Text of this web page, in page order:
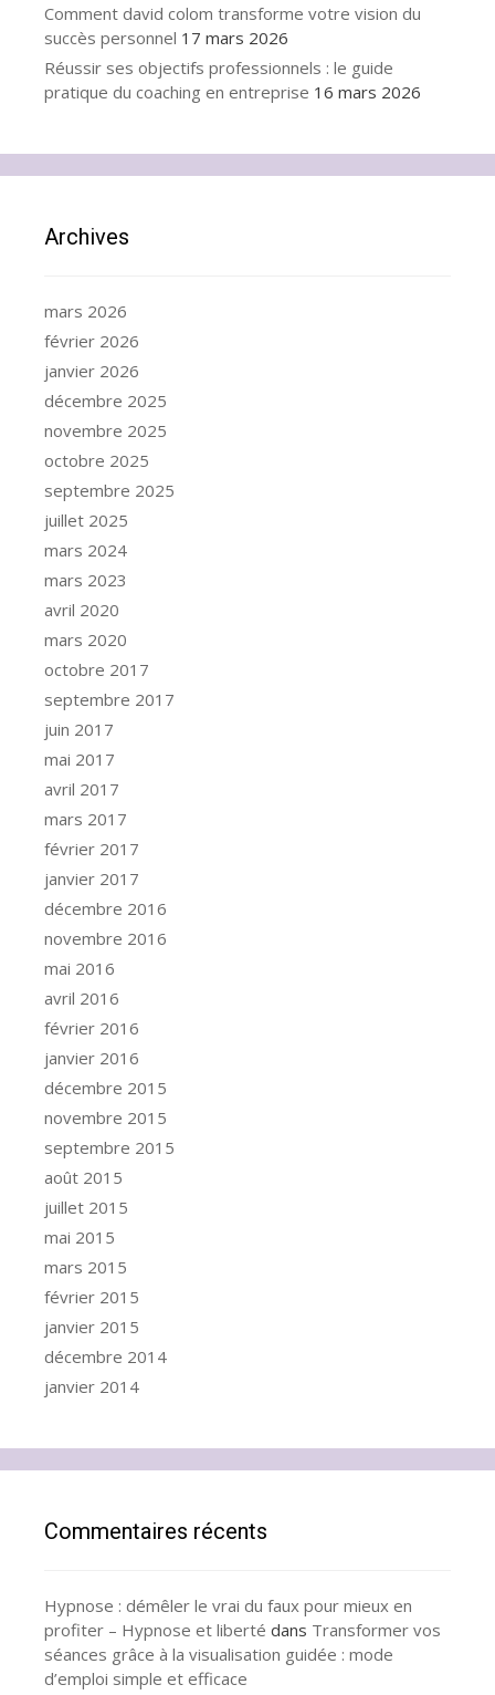
Comment david colom transforme votre vision du
succès personnel 17 mars 2026
Réussir ses objectifs professionnels : le guide
pratique du coaching en entreprise 16 mars 2026
Archives
mars 2026
février 2026
janvier 2026
décembre 2025
novembre 2025
octobre 2025
septembre 2025
juillet 2025
mars 2024
mars 2023
avril 2020
mars 2020
octobre 2017
septembre 2017
juin 2017
mai 2017
avril 2017
mars 2017
février 2017
janvier 2017
décembre 2016
novembre 2016
mai 2016
avril 2016
février 2016
janvier 2016
décembre 2015
novembre 2015
septembre 2015
août 2015
juillet 2015
mai 2015
mars 2015
février 2015
janvier 2015
décembre 2014
janvier 2014
Commentaires récents
Hypnose : démêler le vrai du faux pour mieux en
profiter – Hypnose et liberté dans Transformer vos
séances grâce à la visualisation guidée : mode
d’emploi simple et efficace